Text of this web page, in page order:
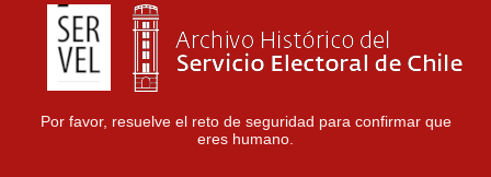
Por favor, resuelve el reto de seguridad para confirmar que
eres humano.